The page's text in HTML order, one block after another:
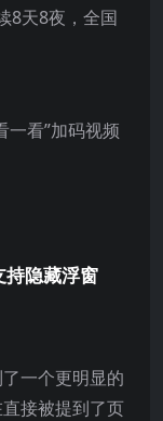
8天8夜，全国
持隐藏浮窗
一个更明显的
接被提到了页